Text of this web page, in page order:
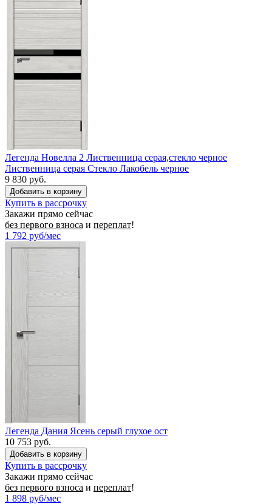
Легенда Новелла 2 Лиственница серая,стекло черное
Лиственница серая Стекло Лакобель черное
9 830 руб.
Купить в рассрочку
Закажи прямо сейчас
без первого взноса и переплат!
1 792 руб/мес
Легенда Дания Ясень серый глухое ост
10 753 руб.
Купить в рассрочку
Закажи прямо сейчас
без первого взноса и переплат!
1 898 руб/мес